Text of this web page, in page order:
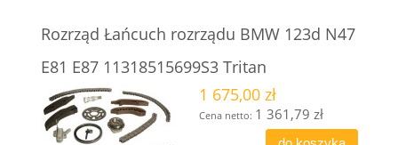
Rozrząd Łańcuch rozrządu BMW 123d N47
E81 E87 11318515699S3 Tritan
1 675,00 zł
Cena netto: 1 361,79 zł